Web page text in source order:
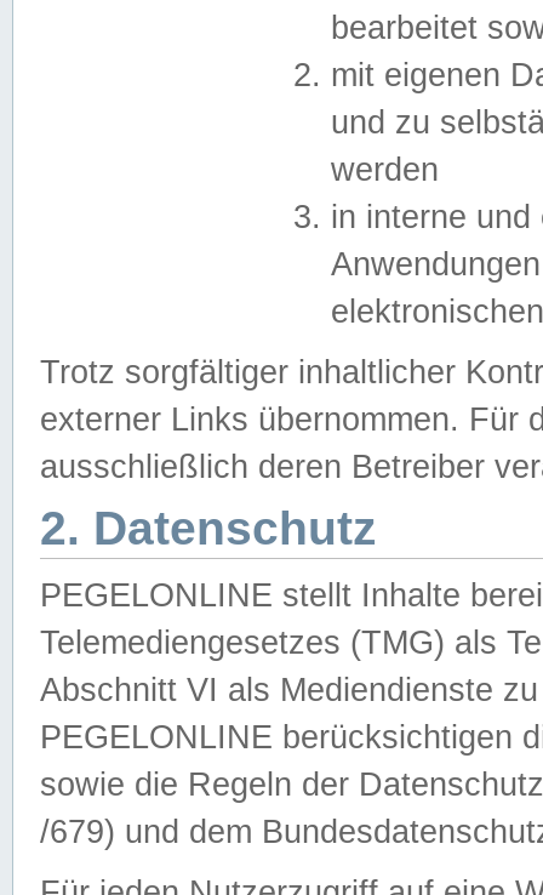
bearbeitet
mit eigenen
und zu
werden
in interne
Trotz sorgfältiger inhaltlicher
externer Links übernommen. Für
ausschließlich deren Betreiber
2. Datenschutz
PEGELONLINE stellt Inhalte
Telemediengesetzes (TMG) als
Abschnitt VI als Mediendienste
PEGELONLINE berücksichtigen
sowie die Regeln der
/679) und dem